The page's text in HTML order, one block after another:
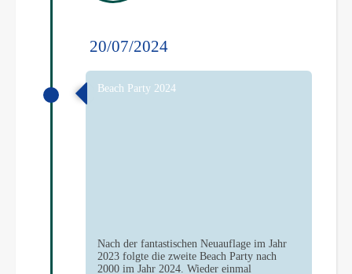
20/07/2024
Beach Party 2024
Nach der fantastischen Neuauflage im Jahr
2023 folgte die zweite Beach Party nach
2000 im Jahr 2024. Wieder einmal